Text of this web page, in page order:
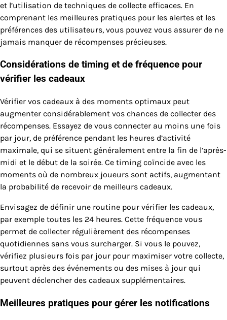
et l’utilisation de techniques de collecte efficaces. En
comprenant les meilleures pratiques pour les alertes et les
préférences des utilisateurs, vous pouvez vous assurer de ne
jamais manquer de récompenses précieuses.
Considérations de timing et de fréquence pour
vérifier les cadeaux
Vérifier vos cadeaux à des moments optimaux peut
augmenter considérablement vos chances de collecter des
récompenses. Essayez de vous connecter au moins une fois
par jour, de préférence pendant les heures d’activité
maximale, qui se situent généralement entre la fin de l’après-
midi et le début de la soirée. Ce timing coïncide avec les
moments où de nombreux joueurs sont actifs, augmentant
la probabilité de recevoir de meilleurs cadeaux.
Envisagez de définir une routine pour vérifier les cadeaux,
par exemple toutes les 24 heures. Cette fréquence vous
permet de collecter régulièrement des récompenses
quotidiennes sans vous surcharger. Si vous le pouvez,
vérifiez plusieurs fois par jour pour maximiser votre collecte,
surtout après des événements ou des mises à jour qui
peuvent déclencher des cadeaux supplémentaires.
Meilleures pratiques pour gérer les notifications